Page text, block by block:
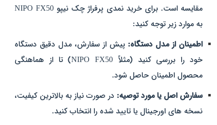
مقایسه است. برای خرید نمدی پرفراژ چک نیپو NIPO FX50
به موارد زیر توجه کنید:
اطمینان از مدل دستگاه: پیش از سفارش، مدل دقیق دستگاه
خود را بررسی کنید (مثلاً NIPO FX50) تا از هماهنگی
محصول اطمینان حاصل شود.
سفارش اصل یا مورد توصیه: در صورت نیاز به بالاترین کیفیت،
نسخه‌ های اورجینال یا تایید شده را انتخاب کنید.